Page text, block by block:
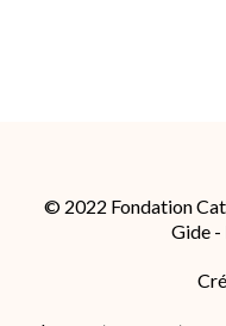
© 2022 Fondation
Gide -